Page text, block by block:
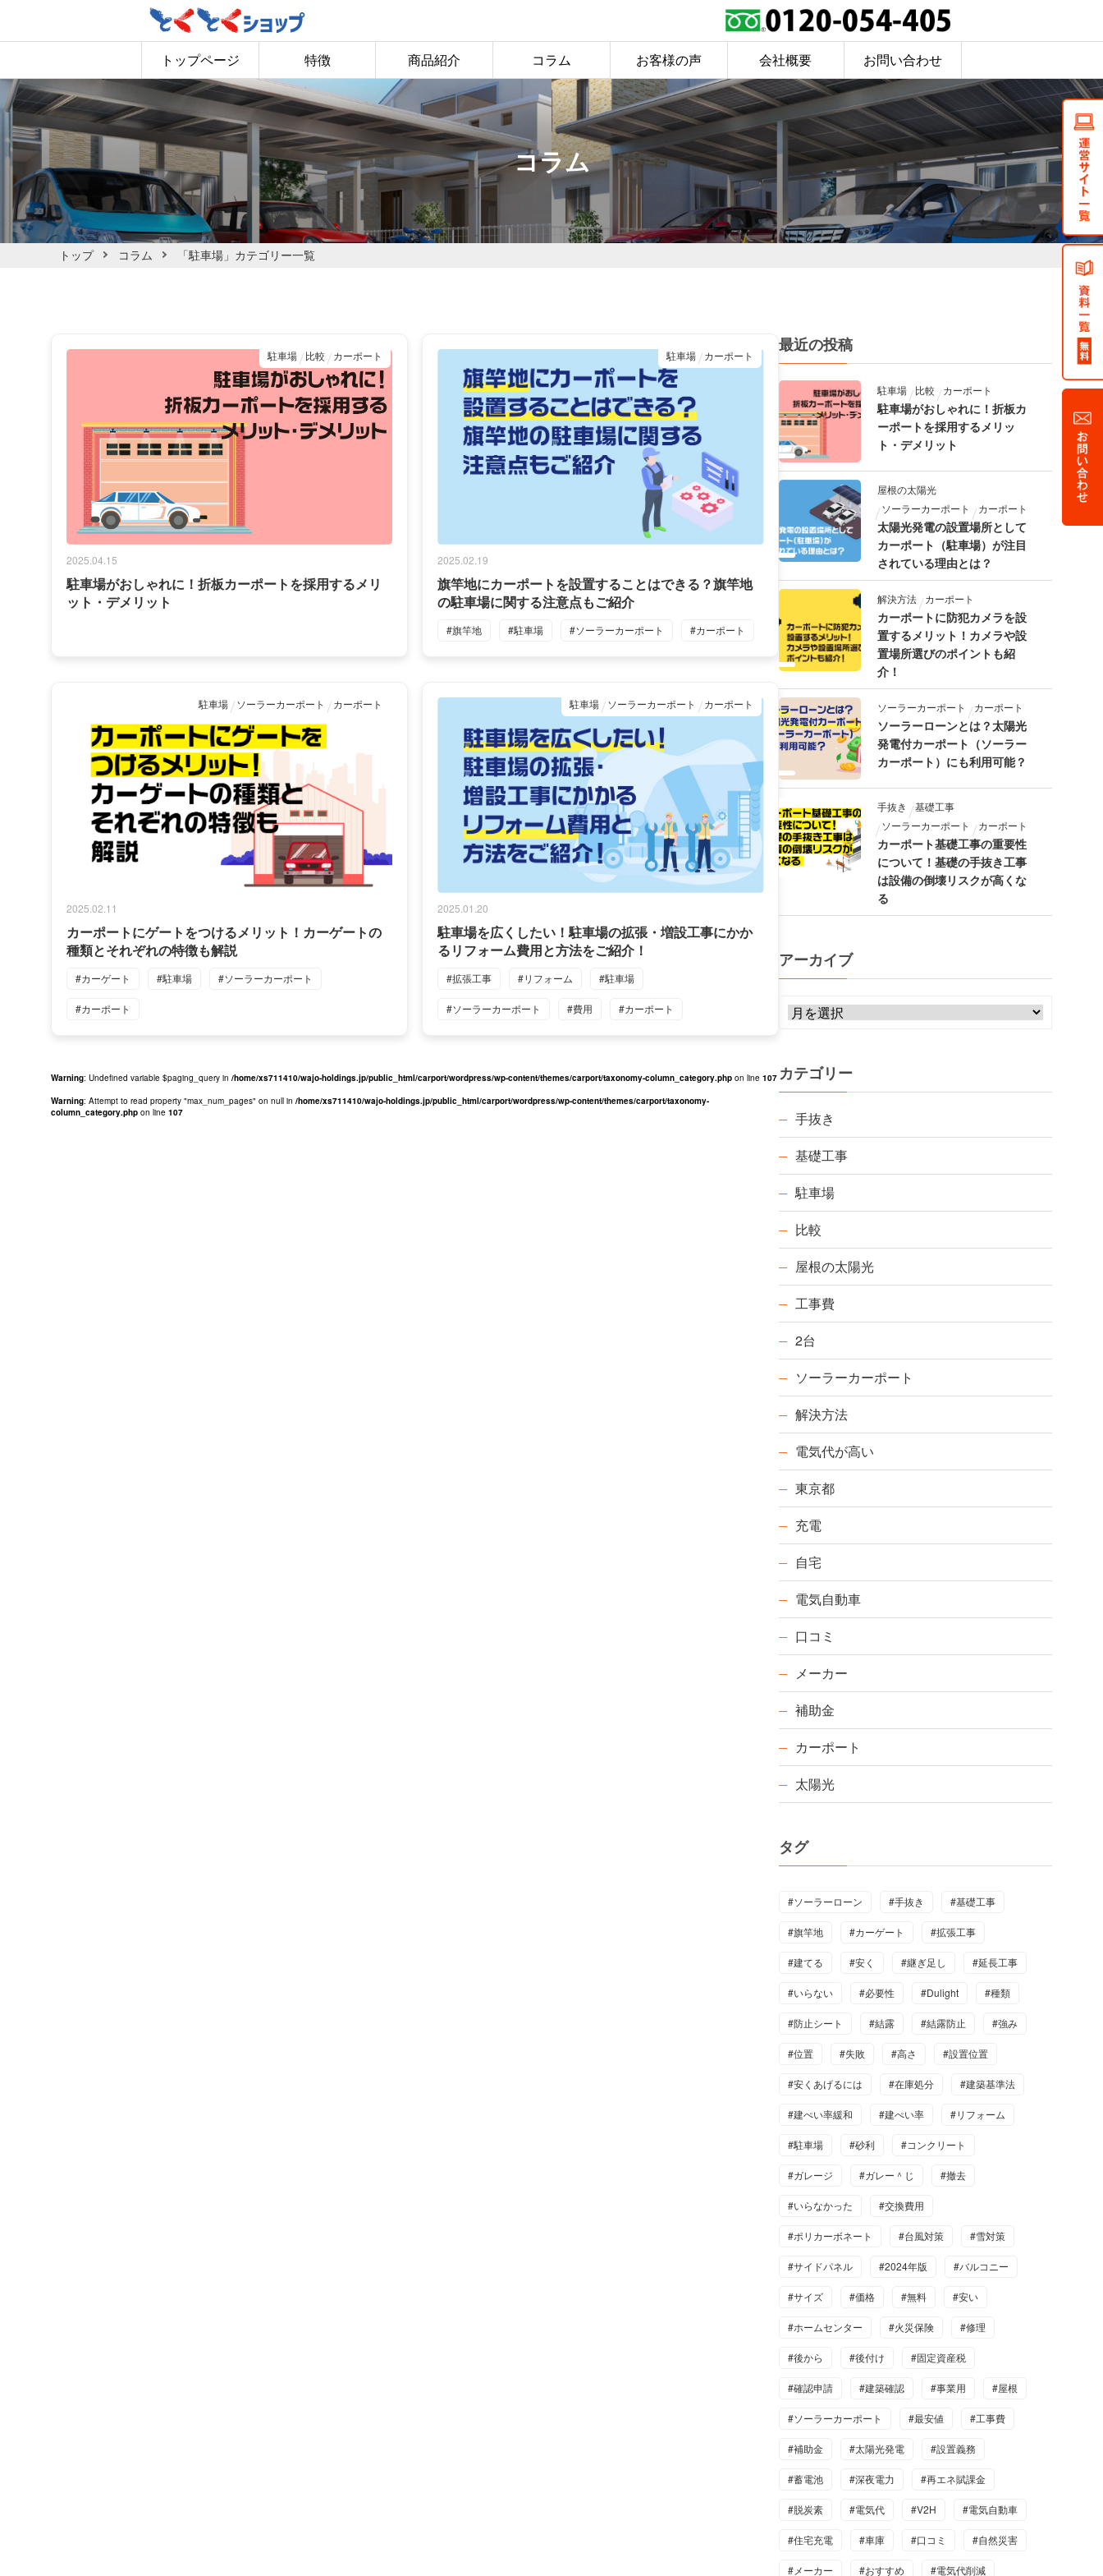
トップページ 特徴 商品紹介 コラム お客様の声 会社概要 お問い合わせ
コラム
トップ コラム 「駐車場」カテゴリー一覧
駐車場 比較 カーポート
2025.04.15
駐車場がおしゃれに！折板カーポートを採用するメリ
ット・デメリット
駐車場 カーポート
2025.02.19
旗竿地にカーポートを設置することはできる？旗竿地
の駐車場に関する注意点もご紹介
#旗竿地 #駐車場 #ソーラーカーポート #カーポート
駐車場 ソーラーカーポート カーポート
2025.02.11
カーポートにゲートをつけるメリット！カーゲートの
種類とそれぞれの特徴も解説
#カーゲート #駐車場 #ソーラーカーポート
#カーポート
駐車場 ソーラーカーポート カーポート
2025.01.20
駐車場を広くしたい！駐車場の拡張・増設工事にかか
るリフォーム費用と方法をご紹介！
#拡張工事 #リフォーム #駐車場
#ソーラーカーポート #費用 #カーポート
Warning: Undefined variable $paging_query in /home/xs711410/wajo-holdings.jp/public_html/carport/wordpress/wp-content/themes/carport/taxonomy-column_category.php on line 107
Warning: Attempt to read property "max_num_pages" on null in /home/xs711410/wajo-holdings.jp/public_html/carport/wordpress/wp-content/themes/carport/taxonomy-
column_category.php on line 107
最近の投稿
駐車場 比較 カーポート
駐車場がおしゃれに！折板カ
ーポートを採用するメリッ
ト・デメリット
屋根の太陽光
ソーラーカーポート
カーポート
太陽光発電の設置場所として
カーポート（駐車場）が注目
されている理由とは？
解決方法 カーポート
カーポートに防犯カメラを設
置するメリット！カメラや設
置場所選びのポイントも紹
介！
ソーラーカーポート カーポート
ソーラーローンとは？太陽光
発電付カーポート（ソーラー
カーポート）にも利用可能？
手抜き
基礎工事
ソーラーカーポート
カーポート
カーポート基礎工事の重要性
について！基礎の手抜き工事
は設備の倒壊リスクが高くな
る
アーカイブ
カテゴリー
手抜き
基礎工事
駐車場
比較
屋根の太陽光
工事費
2台
ソーラーカーポート
解決方法
電気代が高い
東京都
充電
自宅
電気自動車
口コミ
メーカー
補助金
カーポート
太陽光
タグ
#ソーラーローン #手抜き #基礎工事
#旗竿地 #カーゲート #拡張工事
#建てる #安く #継ぎ足し #延長工事
#いらない #必要性 #Dulight #種類
#防止シート #結露 #結露防止 #強み
#位置 #失敗 #高さ #設置位置
#安くあげるには #在庫処分 #建築基準法
#建ぺい率緩和 #建ぺい率 #リフォーム
#駐車場 #砂利 #コンクリート
#ガレージ #ガレー＾じ #撤去
#いらなかった #交換費用
#ポリカーボネート #台風対策 #雪対策
#サイドパネル #2024年版 #バルコニー
#サイズ #価格 #無料 #安い
#ホームセンター #火災保険 #修理
#後から #後付け #固定資産税
#確認申請 #建築確認 #事業用 #屋根
#ソーラーカーポート #最安値 #工事費
#補助金 #太陽光発電 #設置義務
#蓄電池 #深夜電力 #再エネ賦課金
#脱炭素 #電気代 #V2H #電気自動車
#住宅充電 #車庫 #口コミ #自然災害
#メーカー #おすすめ #電気代削減